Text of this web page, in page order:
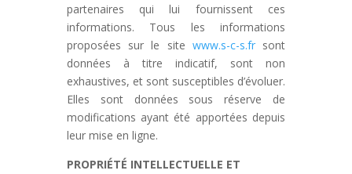
partenaires qui lui fournissent ces
informations. Tous les informations
proposées sur le site www.s-c-s.frsont
données à titre indicatif, sont non
exhaustives, et sont susceptibles d’évoluer.
Elles sont données sous réserve de
modifications ayant été apportées depuis
leur mise en ligne.
PROPRIÉTÉ INTELLECTUELLE ET